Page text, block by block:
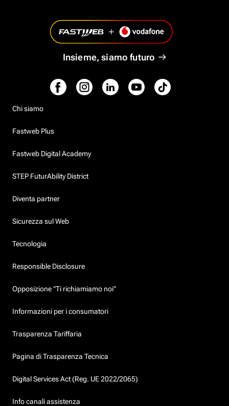
Insieme, siamo futuro
Chi siamo
Fastweb Plus
Fastweb Digital Academy
STEP FuturAbility District
Diventa partner
Sicurezza sul Web
Tecnologia
Responsible Disclosure
Opposizione "Ti richiamiamo noi"
Informazioni per i consumatori
Trasparenza Tariffaria
Pagina di Trasparenza Tecnica
Digital Services Act (Reg. UE 2022/2065)
Info canali assistenza